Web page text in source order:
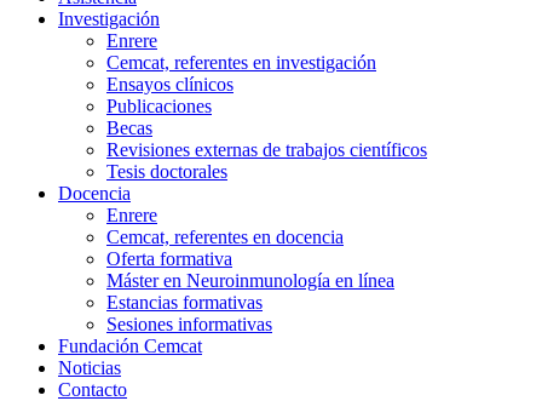
Investigación
Enrere
Cemcat, referentes en investigación
Ensayos clínicos
Publicaciones
Becas
Revisiones externas de trabajos científicos
Tesis doctorales
Docencia
Enrere
Cemcat, referentes en docencia
Oferta formativa
Máster en Neuroinmunología en línea
Estancias formativas
Sesiones informativas
Fundación Cemcat
Noticias
Contacto